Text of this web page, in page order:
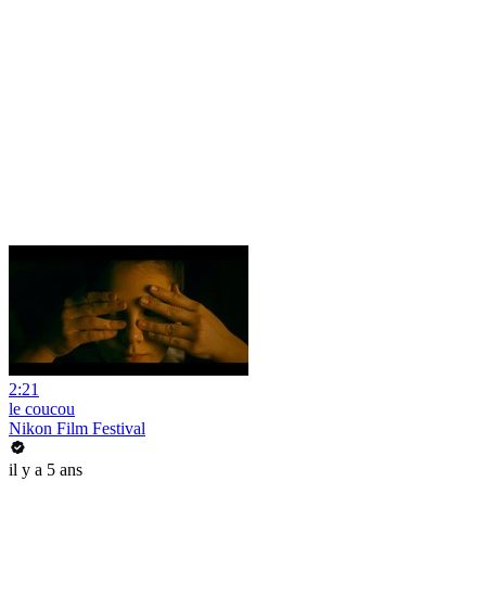
2:21
le coucou
Nikon Film Festival
il y a 5 ans